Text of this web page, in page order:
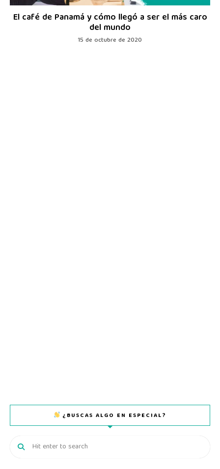
El café de Panamá y cómo llegó a ser el más caro
del mundo
15 de octubre de 2020
¿BUSCAS ALGO EN ESPECIAL?